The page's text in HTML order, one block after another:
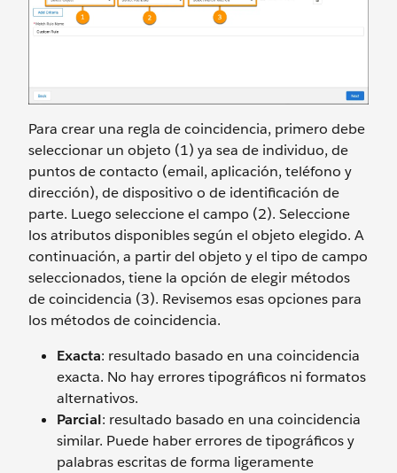
Para crear una regla de coincidencia, primero debe
seleccionar un objeto (1) ya sea de individuo, de
puntos de contacto (email, aplicación, teléfono y
dirección), de dispositivo o de identificación de
parte. Luego seleccione el campo (2). Seleccione
los atributos disponibles según el objeto elegido. A
continuación, a partir del objeto y el tipo de campo
seleccionados, tiene la opción de elegir métodos
de coincidencia (3). Revisemos esas opciones para
los métodos de coincidencia.
Exacta: resultado basado en una coincidencia
exacta. No hay errores tipográficos ni formatos
alternativos.
Parcial: resultado basado en una coincidencia
similar. Puede haber errores de tipográficos y
palabras escritas de forma ligeramente